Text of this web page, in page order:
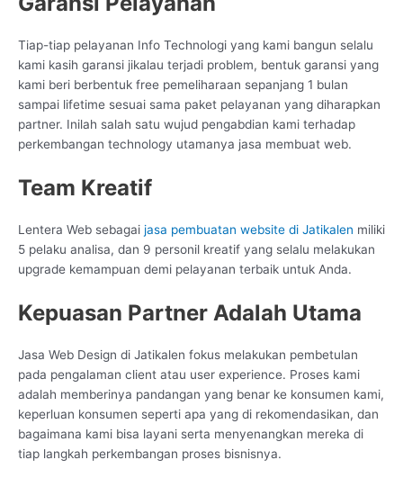
Tiap-tiap pelayanan Info Technologi yang kami bangun selalu
kami kasih garansi jikalau terjadi problem, bentuk garansi yang
kami beri berbentuk free pemeliharaan sepanjang 1 bulan
sampai lifetime sesuai sama paket pelayanan yang diharapkan
partner. Inilah salah satu wujud pengabdian kami terhadap
perkembangan technology utamanya jasa membuat web.
Team Kreatif
Lentera Web sebagai jasa pembuatan website di Jatikalen miliki
5 pelaku analisa, dan 9 personil kreatif yang selalu melakukan
upgrade kemampuan demi pelayanan terbaik untuk Anda.
Kepuasan Partner Adalah Utama
Jasa Web Design di Jatikalen fokus melakukan pembetulan
pada pengalaman client atau user experience. Proses kami
adalah memberinya pandangan yang benar ke konsumen kami,
keperluan konsumen seperti apa yang di rekomendasikan, dan
bagaimana kami bisa layani serta menyenangkan mereka di
tiap langkah perkembangan proses bisnisnya.